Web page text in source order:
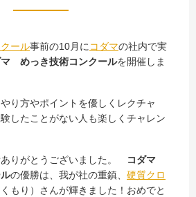
ール事前の10月にコダマの社内で実
マ めっき技術コンクールを開催しま
り方やポイントを優しくレクチャ
したことがない人も楽しくチャレン
りがとうございました。
コダマ
の優勝は、我が社の重鎮、 硬質クロ
もり）さんが輝きました！おめでと